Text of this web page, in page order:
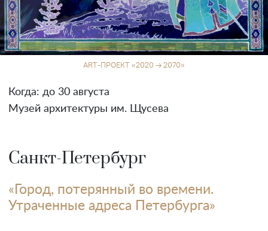
ART-ПРОЕКТ «2020 → 2070»
Когда: до 30 августа
Музей архитектуры им. Щусева
Санкт-Петербург
«Город, потерянный во времени.
Утраченные адреса Петербурга»